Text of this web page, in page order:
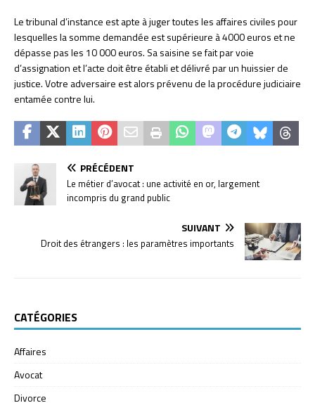
Le tribunal d’instance est apte à juger toutes les affaires civiles pour
lesquelles la somme demandée est supérieure à 4000 euros et ne
dépasse pas les 10 000 euros. Sa saisine se fait par voie
d’assignation et l’acte doit être établi et délivré par un huissier de
justice. Votre adversaire est alors prévenu de la procédure judiciaire
entamée contre lui.
PRÉCÉDENT
Le métier d’avocat : une activité en or, largement
incompris du grand public
SUIVANT
Droit des étrangers : les paramètres importants
CATÉGORIES
Affaires
Avocat
Divorce